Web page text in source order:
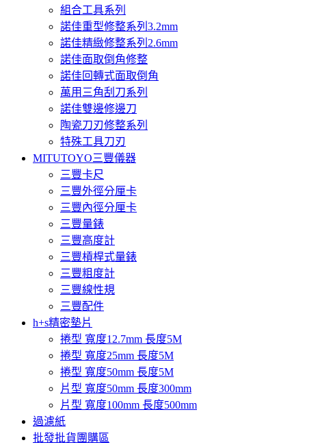
組合工具系列
諾佳重型修整系列3.2mm
諾佳精緻修整系列2.6mm
諾佳面取倒角修整
諾佳回轉式面取倒角
萬用三角刮刀系列
諾佳雙邊修邊刀
陶瓷刀刃修整系列
特殊工具刀刃
MITUTOYO三豐儀器
三豐卡尺
三豐外徑分厘卡
三豐內徑分厘卡
三豐量錶
三豐高度計
三豐槓桿式量錶
三豐粗度計
三豐線性規
三豐配件
h+s精密墊片
捲型 寬度12.7mm 長度5M
捲型 寬度25mm 長度5M
捲型 寬度50mm 長度5M
片型 寬度50mm 長度300mm
片型 寬度100mm 長度500mm
過濾紙
批發批貨團購區